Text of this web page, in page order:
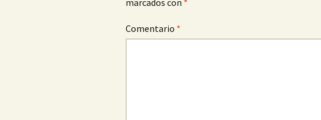
marcados con *
Comentario *